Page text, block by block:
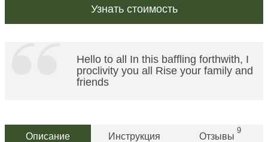
Узнать стоимость
Hello to all In this baffling forthwith, I
proclivity you all Rise your family and
friends
Описание Инструкция Отзывы
9